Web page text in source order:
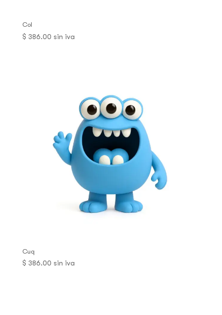
Col
$ 386.00 sin iva
Cuq
$ 386.00 sin iva